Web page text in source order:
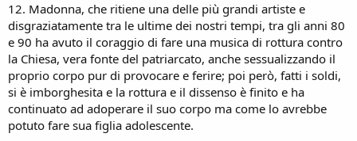
12. Madonna, che ritiene una delle più grandi artiste e
disgraziatamente tra le ultime dei nostri tempi, tra gli anni 80
e 90 ha avuto il coraggio di fare una musica di rottura contro
la Chiesa, vera fonte del patriarcato, anche sessualizzando il
proprio corpo pur di provocare e ferire; poi però, fatti i soldi,
si è imborghesita e la rottura e il dissenso è finito e ha
continuato ad adoperare il suo corpo ma come lo avrebbe
potuto fare sua figlia adolescente.